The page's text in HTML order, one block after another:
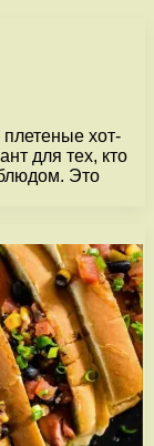
хот-
для тех, кто
Это